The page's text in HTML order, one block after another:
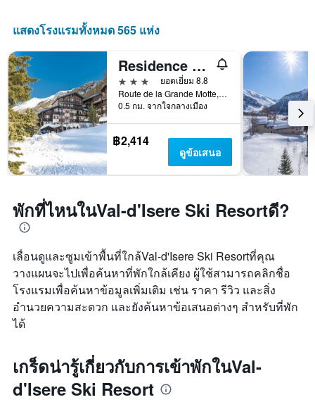
แสดงโรงแรมทั้งหมด 565 แห่ง
Residence Odalys Les Hauts Du Rogoney
3 ดาว
ยอดเยี่ยม 8.8
Route de la Grande Motte, วาล-เดอเอลเซเร, ซาวัว, ฝรั่งเศส
0.5 กม. จากใจกลางเมือง
฿2,414
ดูข้อเสนอ
พักที่ไหนในVal-d'Isere Ski Resortดี?
เลื่อนดูและซูมเข้าพื้นที่ใกล้Val-d'Isere Ski Resortที่คุณ
วางแผนจะไปเพื่อค้นหาที่พักใกล้เคียง ผู้ใช้สามารถคลิกชื่อ
โรงแรมเพื่อค้นหาข้อมูลเพิ่มเติม เช่น ราคา รีวิว และสิ่ง
อำนวยความสะดวก และยังค้นหาข้อเสนอต่างๆ สำหรับที่พัก
ได้
เกร็ดน่ารู้เกี่ยวกับการเข้าพักในVal-
d'Isere Ski Resort